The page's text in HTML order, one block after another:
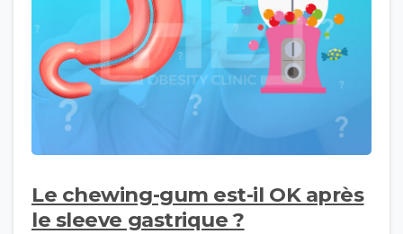
Le chewing-gum est-il OK après
le sleeve gastrique ?